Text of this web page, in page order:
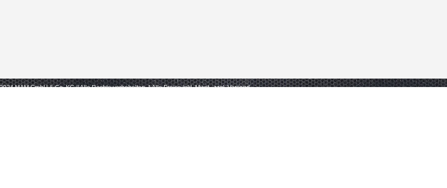
MAM GmbH & Co. KG // Alle Rechte vorbehalten. * Alle Preise inkl. Mwst., zzgl. Versand.